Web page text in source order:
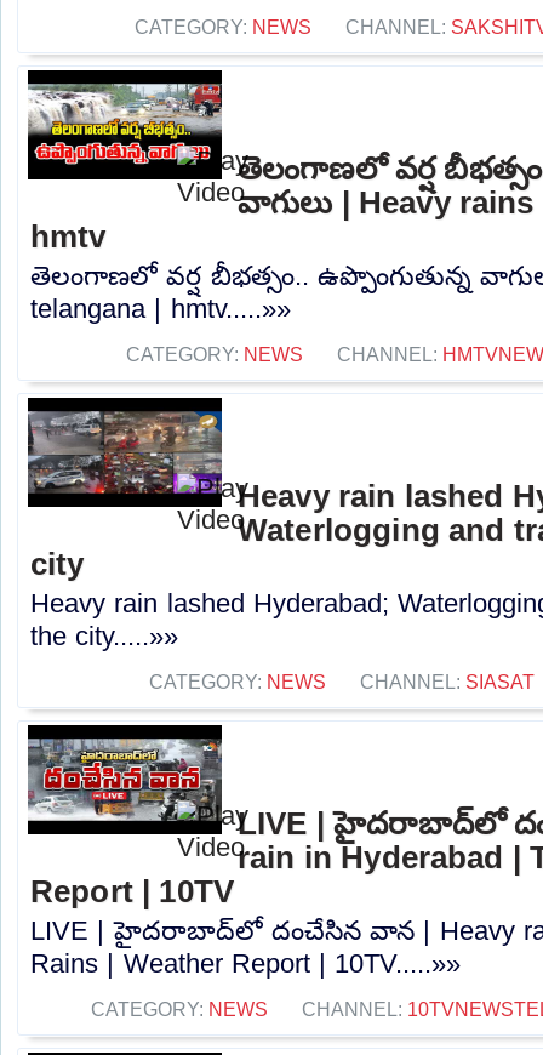
CATEGORY: NEWS CHANNEL:
తెలంగాణలో వర్ష
వాగులు | Heavy
hmtv
తెలంగాణలో వర్ష బీభత్సం.. ఉప్పొంగుతున్న
telangana | hmtv.....»»
CATEGORY: NEWS CHANNEL:
Heavy rain lashed
Waterlogging and
city
Heavy rain lashed Hyderabad;
the city.....»»
CATEGORY: NEWS CHANNEL: SIASAT
LIVE | హైదరాబాద్‌లో
rain in Hyderabad |
Report | 10TV
LIVE | హైదరాబాద్‌లో దంచేసిన వాన | Heavy
Rains | Weather Report | 10TV.....»»
CATEGORY: NEWS CHANNEL: